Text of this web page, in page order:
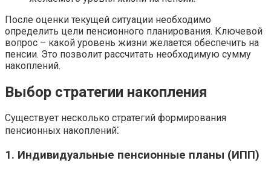
После оценки текущей ситуации необходимо
определить цели пенсионного планирования. Ключевой
вопрос – какой уровень жизни желается обеспечить на
пенсии. Это позволит рассчитать необходимую сумму
накоплений.
Выбор стратегии накопления
Существует несколько стратегий формирования
пенсионных накоплений⁚
1. Индивидуальные пенсионные планы (ИПП)